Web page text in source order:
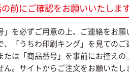
前にご確認をお願いいたしま
を必ずご用意の上、ご連絡をお願
「うちわ印刷キング」を見てのご
は「商品番号」を事前にお控えの
。サイトからご注文をお願いたし